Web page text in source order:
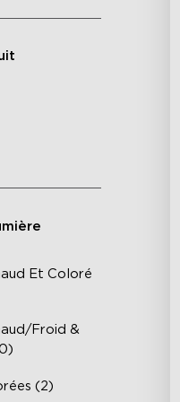
Et Coloré
Froid &
(2)